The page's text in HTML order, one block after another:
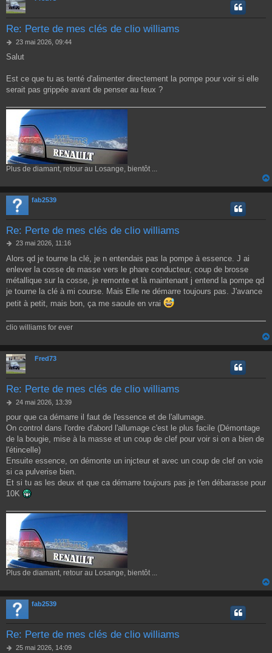
Re: Perte de mes clés de clio williams
M
s
a
g
23 mai 2026, 09:44
Salut
Est ce que tu as tenté d'alimenter directement la pompe pour voir si elle
serait pas grippée avant de penser au feux ?
Plus de diamant, retour au Losange, bientôt ...
fab2539
Re: Perte de mes clés de clio williams
M
s
s
a
g
23 mai 2026, 11:16
Alors qd je tourne la clé, je n entendais pas la pompe à essence. J ai
enlever la cosse de masse vers le phare conducteur, coup de brosse
métallique sur la cosse, je remonte et là maintenant j entend la pompe qd
je tourne la clé à mi course. Mais Elle ne démarre toujours pas. J'avance
petit à petit, mais bon, ça me saoule en vrai
clio williams for ever
Fred73
Re: Perte de mes clés de clio williams
M
s
s
a
g
24 mai 2026, 13:39
pour que ca démarre il faut de l'essence et de l'allumage.
On control dans l'ordre d'abord l'allumage c'est le plus facile (Démontage
de la bougie, mise à la masse et un coup de clef pour voir si on a bien de
l'étincelle)
Ensuite essence, on démonte un injcteur et avec un coup de clef on voie
si ca pulverise bien.
Et si tu as les deux et que ca démarre toujours pas je t'en débarasse pour
10K
Plus de diamant, retour au Losange, bientôt ...
fab2539
Re: Perte de mes clés de clio williams
M
25 mai 2026, 14:09